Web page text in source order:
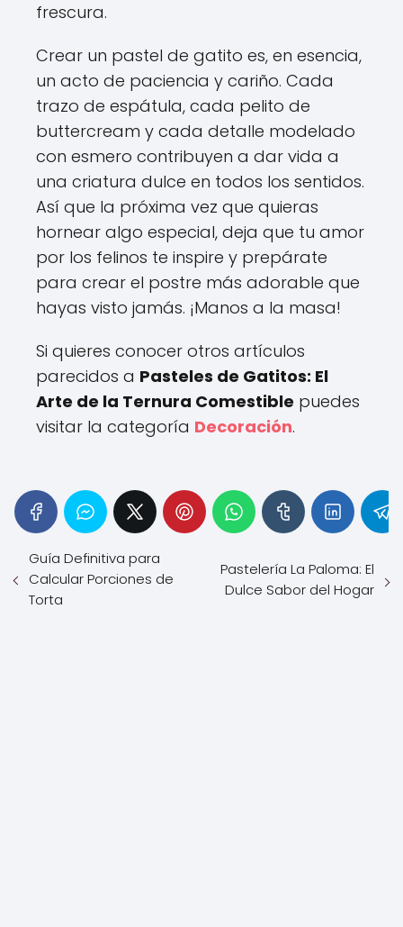
frescura.
Crear un pastel de gatito es, en esencia,
un acto de paciencia y cariño. Cada
trazo de espátula, cada pelito de
buttercream y cada detalle modelado
con esmero contribuyen a dar vida a
una criatura dulce en todos los sentidos.
Así que la próxima vez que quieras
hornear algo especial, deja que tu amor
por los felinos te inspire y prepárate
para crear el postre más adorable que
hayas visto jamás. ¡Manos a la masa!
Si quieres conocer otros artículos
parecidos a Pasteles de Gatitos: El
Arte de la Ternura Comestible puedes
visitar la categoría Decoración.
Guía Definitiva para
Calcular Porciones de
Torta
Pastelería La Paloma: El
Dulce Sabor del Hogar